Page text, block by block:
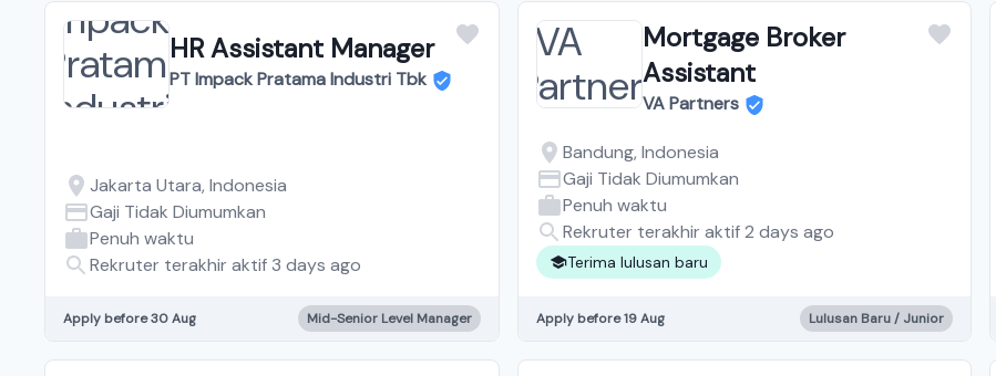
HR Assistant Manager
PT Impack Pratama Industri Tbk
Jakarta Utara, Indonesia
Gaji Tidak Diumumkan
Penuh waktu
Rekruter terakhir aktif 3 days ago
Apply before 30 Aug Mid-Senior Level Manager
Mortgage Broker
Assistant
VA Partners
Bandung, Indonesia
Gaji Tidak Diumumkan
Penuh waktu
Rekruter terakhir aktif 2 days ago
Terima lulusan baru
Apply before 19 Aug Lulusan Baru / Junior